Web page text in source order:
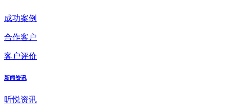
成功案例
合作客户
客户评价
新闻资讯
昕悦资讯